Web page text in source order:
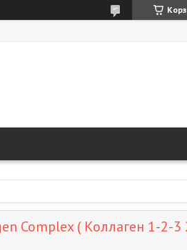
Complex ( Коллаген 1-2-3